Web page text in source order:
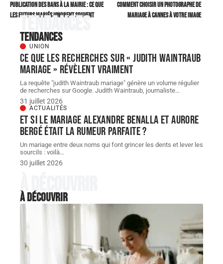
Publication des bans À la mairie : ce que
les futurs mariés ignorent souvent
Comment choisir un photographe de
mariage à Cannes à votre image
Tendances
Tendances
UNION
Ce que les recherches sur « judith Waintraub
mariage » révèlent vraiment
La requête "judith Waintraub mariage" génère un volume régulier
de recherches sur Google. Judith Waintraub, journaliste…
31 juillet 2026
ACTUALITÉS
Et si le Mariage Alexandre Benalla et Aurore
Bergé était la rumeur parfaite ?
Un mariage entre deux noms qui font grincer les dents et lever les
sourcils : voilà…
30 juillet 2026
À découvrir
À découvrir